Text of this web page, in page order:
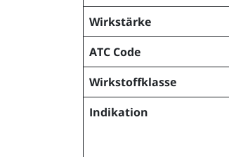
Wirkstärke
ATC Code
Wirkstoffklasse
Indikation